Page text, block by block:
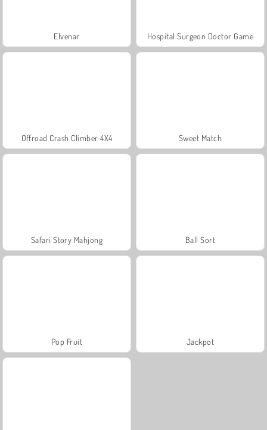
Elvenar Hospital Surgeon Doctor Game
Offroad Crash Climber 4X4 Sweet Match
Safari Story Mahjong Ball Sort
Pop Fruit Jackpot